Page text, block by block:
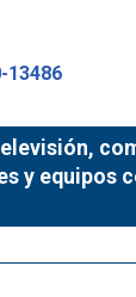
13486
y equipos